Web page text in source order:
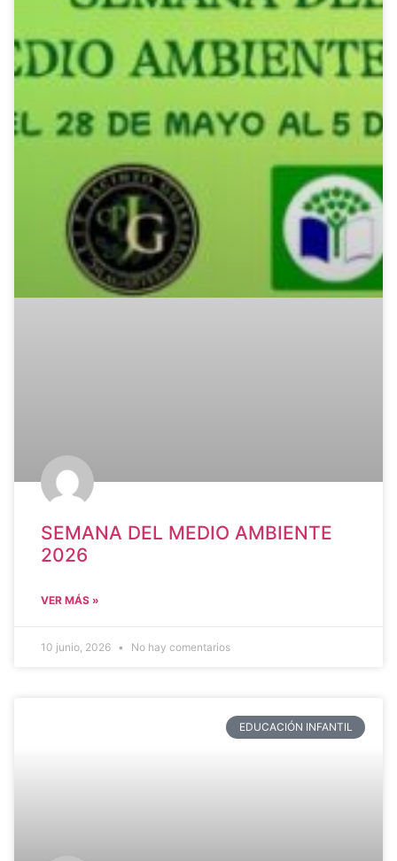
SEMANA DEL MEDIO AMBIENTE
2026
VER MÁS »
10 junio, 2026 No hay comentarios
EDUCACIÓN INFANTIL